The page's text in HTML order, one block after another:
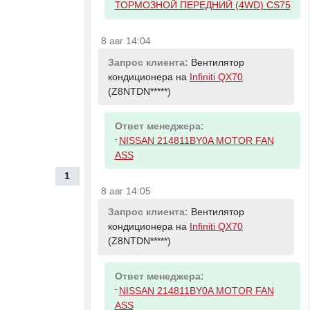
1
ТОРМОЗНОЙ ПЕРЕДНИЙ (4WD) CS75
8 авг 14:04
Запрос клиента: Вентилятор
кондиционера на Infiniti QX70
(Z8NTDN*****)
Ответ менеджера:
- NISSAN 214811BY0A MOTOR FAN
ASS
8 авг 14:05
Запрос клиента: Вентилятор
кондиционера на Infiniti QX70
(Z8NTDN*****)
Ответ менеджера:
- NISSAN 214811BY0A MOTOR FAN
ASS